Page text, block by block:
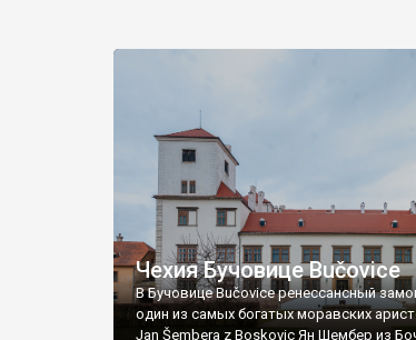
Чехия Бучовице Bučovice
В Бучовице Bučovice ренессансный
один из самых богатых моравских
Jan Šembera z Boskovic Ян Шембер из